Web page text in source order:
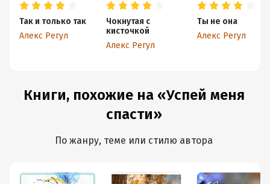
Так и только так
Алекс Регул
Чокнутая с
кисточкой
Алекс Регул
Ты не она
Алекс Регул
Книги, похожие на «Успей меня
спасти»
По жанру, теме или стилю автора